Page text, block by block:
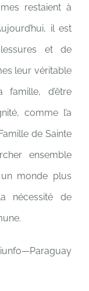
restaient à
il est
et de
leur véritable
d’être
comme l’a
de Sainte
ensemble
un monde plus
nécessité de